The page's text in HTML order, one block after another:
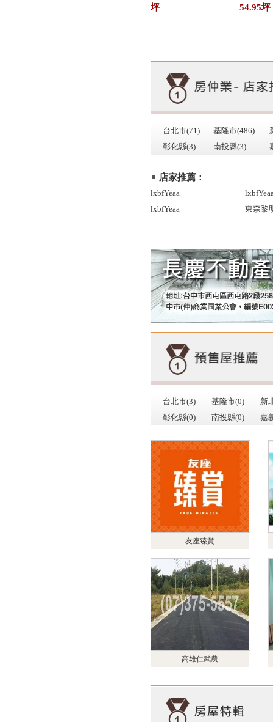
坪 54.95坪
台北市(71) 基隆市(486)
彰化縣(3)
南投縣(3)
店家推薦：
lxbfYeaa
lxbfYeaa
東森黎
台北市(3) 基隆市(0)
新
彰化縣(0)
南投縣(0) 嘉
友座臻賞
高雄仁武農